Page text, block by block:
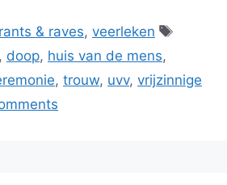
rants & raves, veerleken
Tags
, doop, huis van de mens,
, trouw, uvv, vrijzinnige